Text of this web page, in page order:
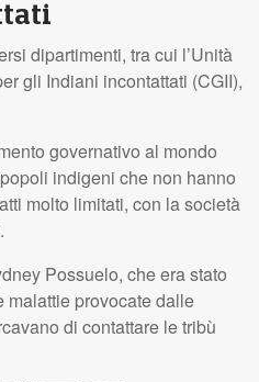
dipartimenti, tra cui l’Unità
gli Indiani incontattati (CGII),
governativo al mondo
indigeni che non hanno
molto limitati, con la società
Possuelo, che era stato
malattie provocate dalle
di contattare le tribù